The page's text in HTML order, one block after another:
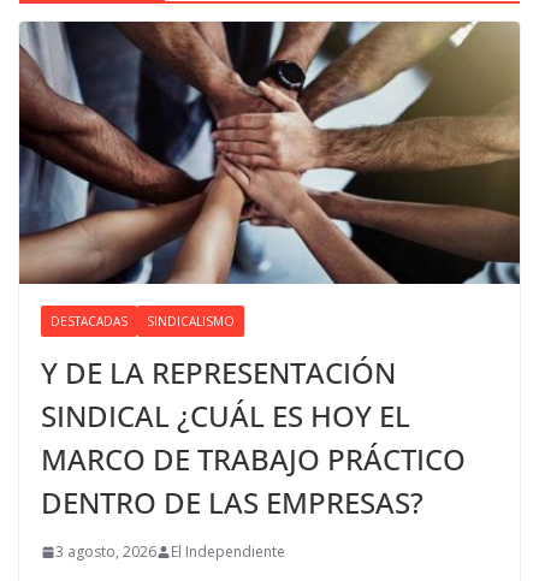
DESTACADAS SINDICALISMO
Y DE LA REPRESENTACIÓN
SINDICAL ¿CUÁL ES HOY EL
MARCO DE TRABAJO PRÁCTICO
DENTRO DE LAS EMPRESAS?
3 agosto, 2026 El Independiente